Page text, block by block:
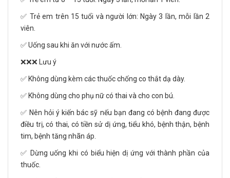
✅ Trẻ em trên 15 tuổi và người lớn: Ngày 3 lần, mỗi lần 2
viên.
✅ Uống sau khi ăn với nước ấm.
❌❌❌ Lưu ý
✅ Không dùng kèm các thuốc chống co thắt dạ dày.
✅ Không dùng cho phụ nữ có thai và cho con bú.
✅ Nên hỏi ý kiến bác sỹ nếu bạn đang có bệnh đang được
điều trị, có thai, có tiền sử dị ứng, tiểu khó, bệnh thận, bệnh
tim, bệnh tăng nhãn áp.
✅ Dừng uống khi có biểu hiện dị ứng với thành phần của
thuốc.